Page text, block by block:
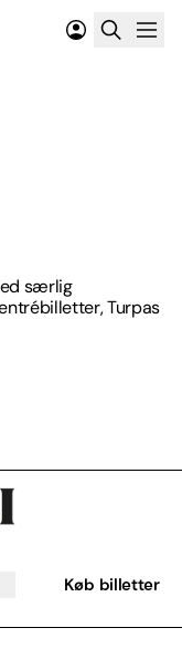
særlig
Turpas
Køb billetter